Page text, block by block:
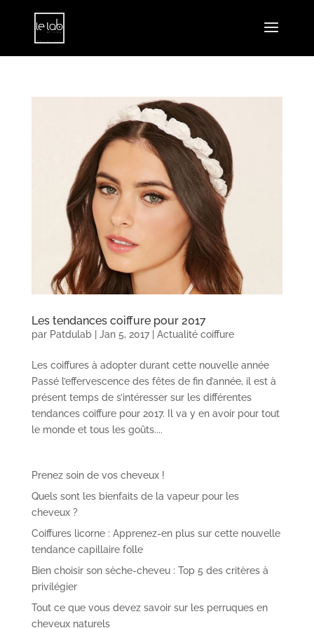
Les tendances coiffure pour 2017
par Patdulab| Jan 5, 2017| Actualité coiffure
Les coiffures à adopter durant cette nouvelle année
Passé l’effervescence des fêtes de fin d’année, il est à
présent temps de s’intéresser sur les différentes
tendances coiffure pour 2017. Il va y en avoir pour tout
le monde et tous les goûts....
Prenez soin de vos cheveux !
Quels sont les bienfaits de la vapeur pour les
cheveux ?
Coiffures licorne : Apprenez-en plus sur cette nouvelle
tendance capillaire folle
Bien choisir son sèche-cheveu : Top 5 des critères à
privilégier
Tout ce que vous devez savoir sur les perruques en
cheveux naturels